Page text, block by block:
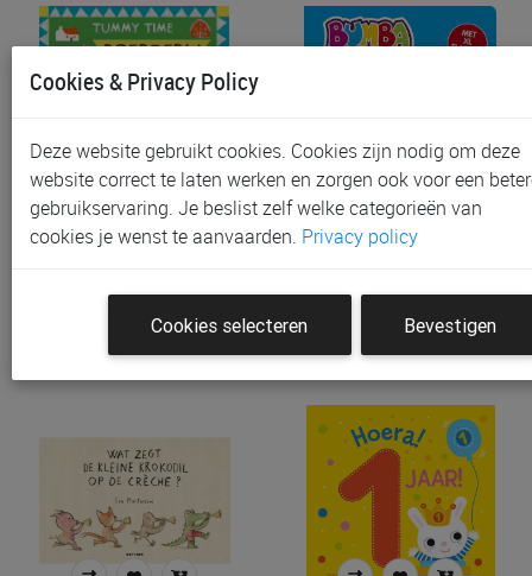
Prentenboek & -kaarten
GOTTMER UITGEVERS G…
Prentenboek & -kaarten
Bumba 1.2.3 Kiekeboe | P…
Cookies & Privacy Policy
Deze website gebruikt cookies. Cookies zijn nodig om deze
website correct te laten werken en zorgen ook voor een
gebruikservaring. Je beslist zelf welke categorieën van
cookies je wenst te aanvaarden. Privacy policy
Cookies selecteren Bevestigen